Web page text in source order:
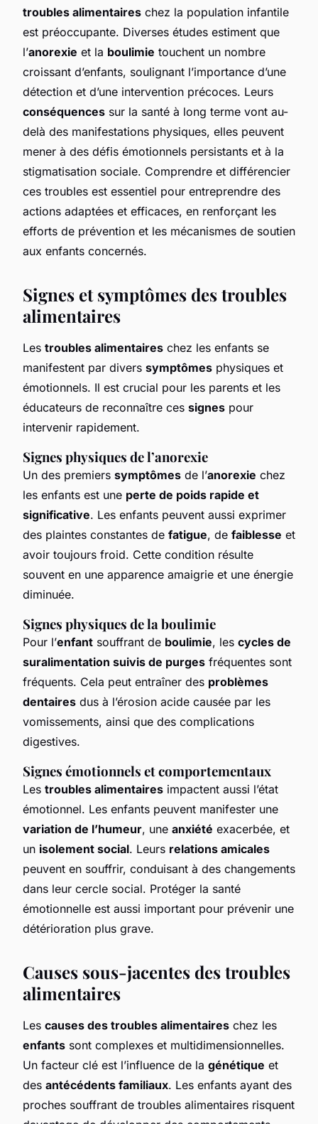
troubles alimentaires chez la population infantile
est préoccupante. Diverses études estiment que
l’anorexie et la boulimie touchent un nombre
croissant d’enfants, soulignant l’importance d’une
détection et d’une intervention précoces. Leurs
conséquences sur la santé à long terme vont au-
delà des manifestations physiques, elles peuvent
mener à des défis émotionnels persistants et à la
stigmatisation sociale. Comprendre et différencier
ces troubles est essentiel pour entreprendre des
actions adaptées et efficaces, en renforçant les
efforts de prévention et les mécanismes de soutien
aux enfants concernés.
Signes et symptômes des troubles
alimentaires
Les troubles alimentaires chez les enfants se
manifestent par divers symptômes physiques et
émotionnels. Il est crucial pour les parents et les
éducateurs de reconnaître ces signes pour
intervenir rapidement.
Signes physiques de l’anorexie
Un des premiers symptômes de l’anorexie chez
les enfants est une perte de poids rapide et
significative. Les enfants peuvent aussi exprimer
des plaintes constantes de fatigue, de faiblesse et
avoir toujours froid. Cette condition résulte
souvent en une apparence amaigrie et une énergie
diminuée.
Signes physiques de la boulimie
Pour l’enfant souffrant de boulimie, les cycles de
suralimentation suivis de purges fréquentes sont
fréquents. Cela peut entraîner des problèmes
dentaires dus à l’érosion acide causée par les
vomissements, ainsi que des complications
digestives.
Signes émotionnels et comportementaux
Les troubles alimentaires impactent aussi l’état
émotionnel. Les enfants peuvent manifester une
variation de l’humeur, une anxiété exacerbée, et
un isolement social. Leurs relations amicales
peuvent en souffrir, conduisant à des changements
dans leur cercle social. Protéger la santé
émotionnelle est aussi important pour prévenir une
détérioration plus grave.
Causes sous-jacentes des troubles
alimentaires
Les causes des troubles alimentaires chez les
enfants sont complexes et multidimensionnelles.
Un facteur clé est l’influence de la génétique et
des antécédents familiaux. Les enfants ayant des
proches souffrant de troubles alimentaires risquent